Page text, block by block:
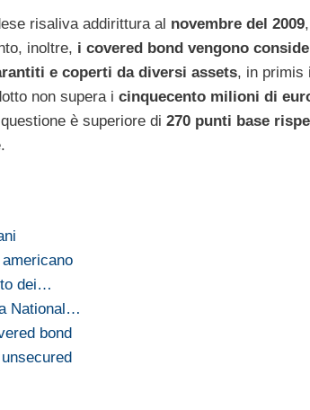
risaliva addirittura al novembre del 2009
inoltre, i covered bond vengono
e coperti da diversi assets, in primis
non supera i cinquecento milioni di
è superiore di 270 punti base
dei…
National…
bond